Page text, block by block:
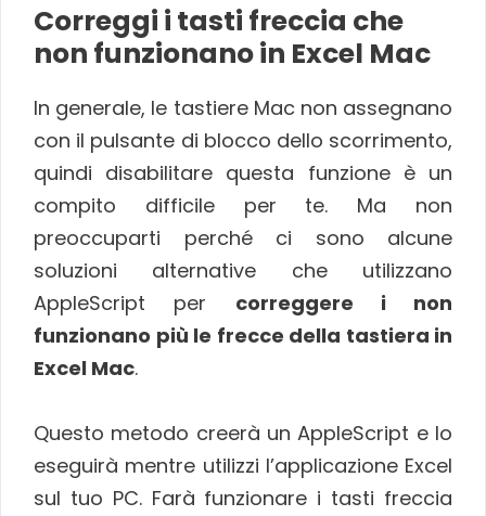
Correggi i tasti freccia che
non funzionano in Excel Mac
In generale, le tastiere Mac non assegnano
con il pulsante di blocco dello scorrimento,
quindi disabilitare questa funzione è un
compito difficile per te. Ma non
preoccuparti perché ci sono alcune
soluzioni alternative che utilizzano
AppleScript per correggere i non
funzionano più le frecce della tastiera in
Excel Mac.
Questo metodo creerà un AppleScript e lo
eseguirà mentre utilizzi l’applicazione Excel
sul tuo PC. Farà funzionare i tasti freccia